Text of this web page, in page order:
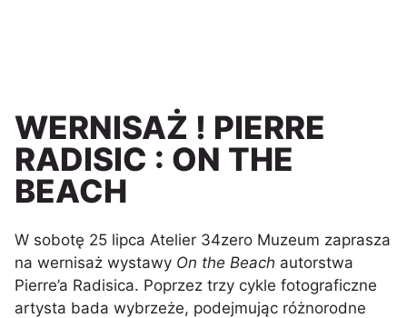
WERNISAŻ ! PIERRE
RADISIC : ON THE
BEACH
W sobotę 25 lipca Atelier 34zero Muzeum zaprasza
na wernisaż wystawy On the Beach autorstwa
Pierre’a Radisica. Poprzez trzy cykle fotograficzne
artysta bada wybrzeże, podejmując różnorodne